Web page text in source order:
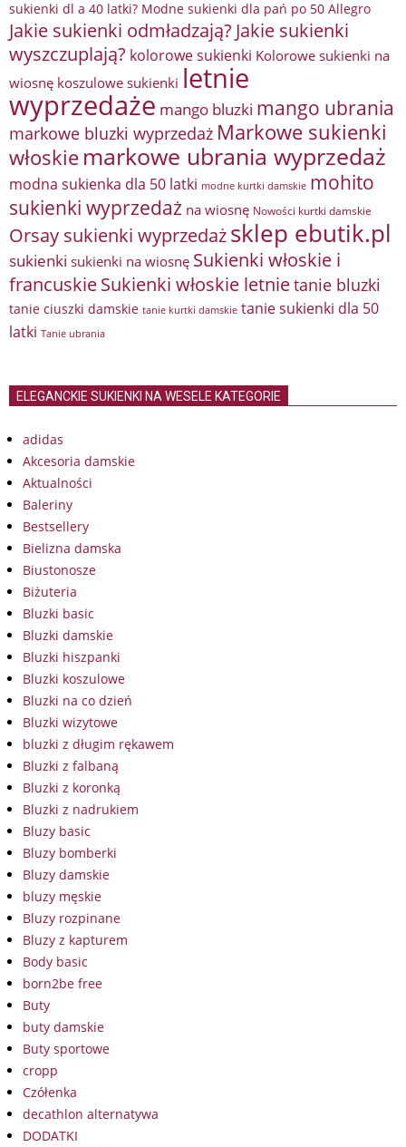
sukienki dl a 40 latki? Modne sukienki dla pań po 50 Allegro
Jakie sukienki odmładzają? Jakie sukienki
wyszczuplają? kolorowe sukienki Kolorowe sukienki na
wiosnę koszulowe sukienki letnie
wyprzedaże mango bluzki mango ubrania
markowe bluzki wyprzedaż Markowe sukienki
włoskie markowe ubrania wyprzedaż
modna sukienka dla 50 latki modne kurtki damskie mohito
sukienki wyprzedaż na wiosnę Nowości kurtki damskie
Orsay sukienki wyprzedażsklep ebutik.pl
sukienki sukienki na wiosnę Sukienki włoskie i
francuskieSukienki włoskie letnietanie bluzki
tanie ciuszki damskie tanie kurtki damskie tanie sukienki dla 50
latki Tanie ubrania
ELEGANCKIE SUKIENKI NA WESELE KATEGORIE
adidas
Akcesoria damskie
Aktualności
Baleriny
Bestsellery
Bielizna damska
Biustonosze
Biżuteria
Bluzki basic
Bluzki damskie
Bluzki hiszpanki
Bluzki koszulowe
Bluzki na co dzień
Bluzki wizytowe
bluzki z długim rękawem
Bluzki z falbaną
Bluzki z koronką
Bluzki z nadrukiem
Bluzy basic
Bluzy bomberki
Bluzy damskie
bluzy męskie
Bluzy rozpinane
Bluzy z kapturem
Body basic
born2be free
Buty
buty damskie
Buty sportowe
cropp
Czółenka
decathlon alternatywa
DODATKI